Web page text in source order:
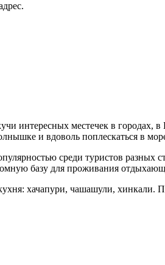
интересных местечек в городах,
и вдоволь поплескаться в
среди туристов разных
базу для проживания
хачапури, чашашули,